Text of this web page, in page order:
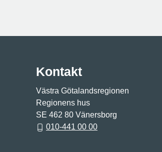
Kontakt
Västra Götalandsregionen
Regionens hus
SE 462 80 Vänersborg
010-441 00 00